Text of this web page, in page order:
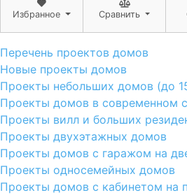
Избранное Сравнить
Перечень проектов домов
Новые проекты домов
Проекты небольших домов (до
Проекты домов в современном
Проекты вилл и больших
Проекты двухэтажных домов
Проекты домов с гаражом на
Проекты односемейных домов
Проекты домов с кабинетом на